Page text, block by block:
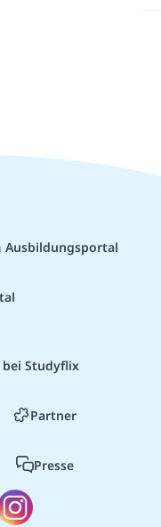
Ausbildungsportal
bei Studyflix
Partner
Presse